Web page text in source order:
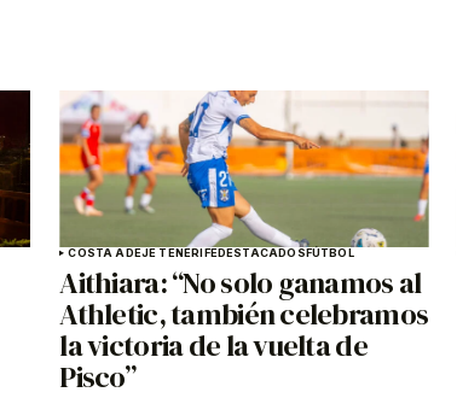
COSTA ADEJE TENERIFEDESTACADOSFÚTBOL
Aithiara: “No solo ganamos al
Athletic, también celebramos
la victoria de la vuelta de
Pisco”